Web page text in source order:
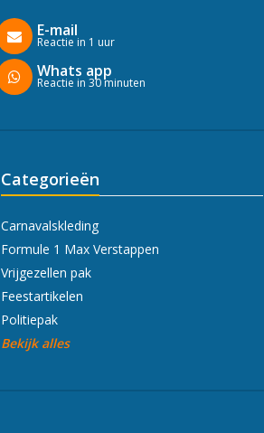
E-mail
Reactie in 1 uur
Whats app
Reactie in 30 minuten
Categorieën
Carnavalskleding
Formule 1 Max Verstappen
Vrijgezellen pak
Feestartikelen
Politiepak
Bekijk alles